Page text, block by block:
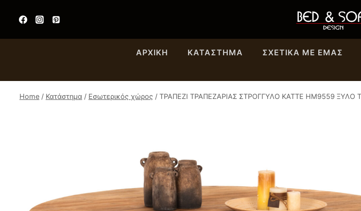
ΑΡΧΙΚΉ ΚΑΤΆΣΤΗΜΑ ΣΧΕΤΙΚΆ ΜΕ ΕΜΑΣ
Home / Κατάστημα / Εσωτερικός χώρος / ΤΡΑΠΕΖΙ ΤΡΑΠΕΖΑΡΙΑΣ ΣΤΡΟΓΓΥΛΟ KATTE HM9559